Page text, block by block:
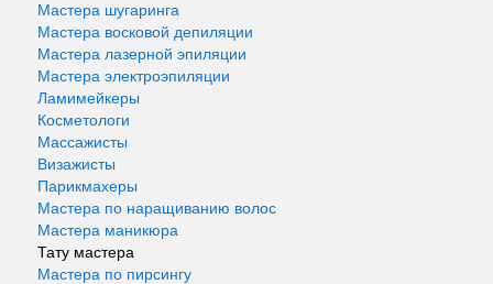
Мастера шугаринга
Мастера восковой депиляции
Мастера лазерной эпиляции
Мастера электроэпиляции
Ламимейкеры
Косметологи
Массажисты
Визажисты
Парикмахеры
Мастера по наращиванию волос
Мастера маникюра
Тату мастера
Мастера по пирсингу